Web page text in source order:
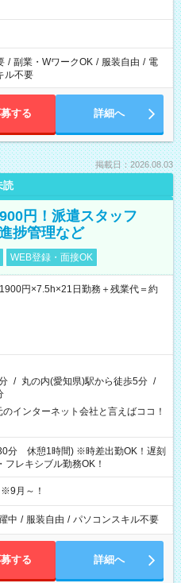
/ 副業・WワークOK / 服装自由 / 電
ル不要
する 詳細へ
掲載日：2026.08.03
読
円！派遣スタッフ
捗管理など
WEB登録・面接OK
円×7.5h×21日勤務＋残業代＝約
/ 丸の内(愛知県)駅から徒歩5分 /
インターネット会社と言えばココ！
分 休憩1時間) ※時差出勤OK！遅刻
レキシブル勤務OK！
月～！
中 / 服装自由 / パソコンスキル不要
する 詳細へ